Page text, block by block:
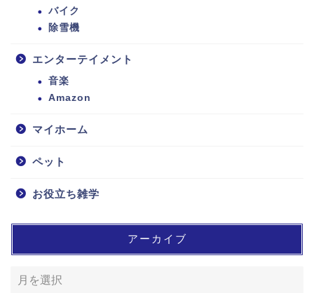
バイク
除雪機
エンターテイメント
音楽
Amazon
マイホーム
ペット
お役立ち雑学
アーカイブ